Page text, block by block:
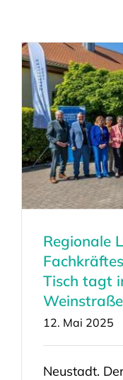
Regionale
Tisch tagt
Weinstraße
12. Mai 2025
Neustadt.